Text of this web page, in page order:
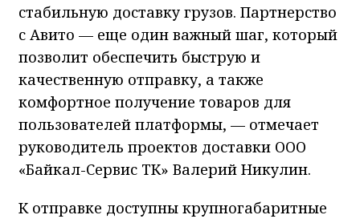
стабильную доставку грузов. Партнерство
с Авито — еще один важный шаг, который
позволит обеспечить быструю и
качественную отправку, а также
комфортное получение товаров для
пользователей платформы, — отмечает
руководитель проектов доставки ООО
«Байкал-Сервис ТК» Валерий Никулин.
К отправке доступны крупногабаритные